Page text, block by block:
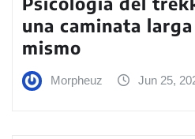
una caminata
mismo
Morpheuz Jun 25,